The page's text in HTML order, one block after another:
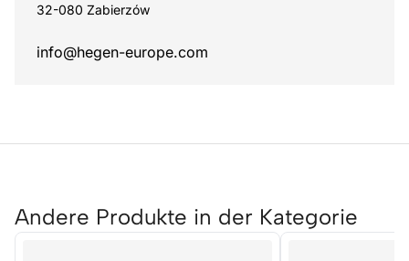
32-080 Zabierzów
info@hegen-europe.com
Andere Produkte in der Kategorie